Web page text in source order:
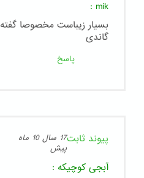
mik
:
بسیار زیباست مخصوصا گفته
گاندی
پاسخ
پیوند ثابت
17 سال 10 ماه
پیش
آبجی کوچیکه :